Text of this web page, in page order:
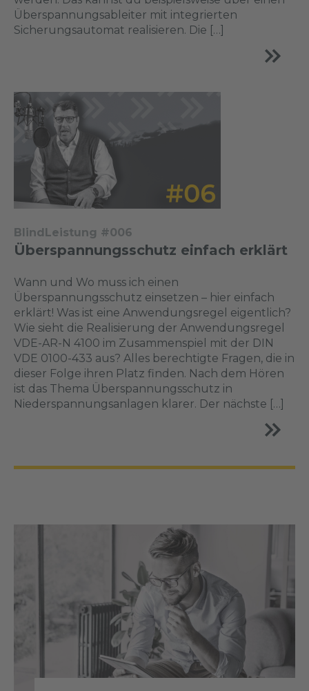
Überspannungsableiter mit integrierten
Sicherungsautomat realisieren. Die […]
BlindLeistung #006
Überspannungsschutz einfach erklärt
Wann und Wo muss ich einen
Überspannungsschutz einsetzen – hier einfach
erklärt! Was ist eine Anwendungsregel eigentlich?
Wie sieht die Realisierung der Anwendungsregel
VDE-AR-N 4100 im Zusammenspiel mit der DIN
VDE 0100-433 aus? Alles berechtigte Fragen, die in
dieser Folge ihren Platz finden. Nach dem Hören
ist das Thema Überspannungsschutz in
Niederspannungsanlagen klarer. Der nächste […]